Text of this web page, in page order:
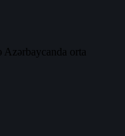
Azərbaycanda orta